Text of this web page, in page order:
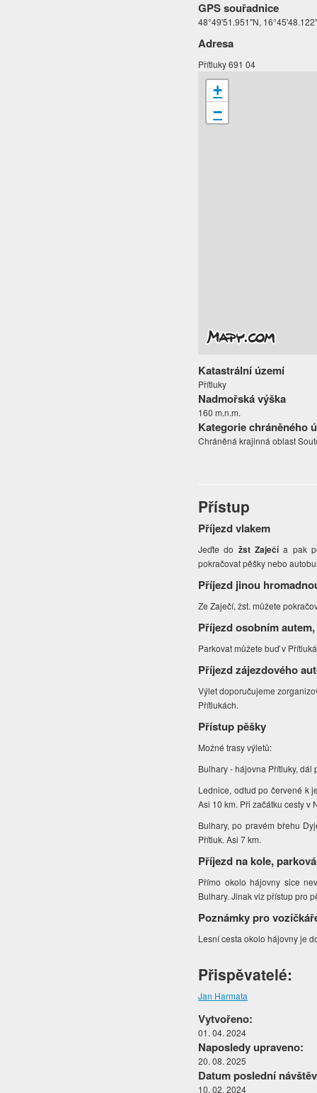
GPS souřadnice
48°49'51.951"N,
Adresa
Přítluky 691 04
+
−
Katastrální území
Přítluky
Nadmořská výška
160 m.n.m.
Kategorie chráněného
Chráněná krajinná oblast
Přístup
Příjezd vlakem
Jeďte do žst Zaječía pak
pokračovat pěšky nebo
Příjezd jinou
Ze Zaječí, žst. můžete
Příjezd osobním
Parkovat můžete buď v
Příjezd zájezdového
Výlet doporučujeme
Přítlukách.
Přístup pěšky
Možné trasy výletů:
Bulhary - hájovna Přítluky, dál
Lednice, odtud po červené k
Asi 10 km. Při začátku cesty v
Bulhary, po pravém břehu
Přítluk. Asi 7 km.
Příjezd na kole,
Přímo okolo hájovny sice
Bulhary. Jinak viz přístup pro
Poznámky pro
Lesní cesta okolo hájovny je
Přispěvatelé:
Jan Harmata
Vytvořeno:
01. 04. 2024
Naposledy upraveno:
20. 08. 2025
Datum poslední
10. 02. 2024